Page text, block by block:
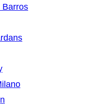
Barros